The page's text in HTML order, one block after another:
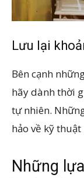
Lưu lại
Bên cạnh
hãy dành thời
tự nhiên.
hảo về kỹ
Những